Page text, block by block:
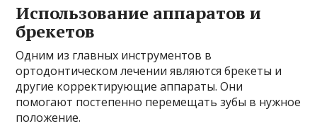
Использование аппаратов и
брекетов
Одним из главных инструментов в
ортодонтическом лечении являются брекеты и
другие корректирующие аппараты. Они
помогают постепенно перемещать зубы в нужное
положение.